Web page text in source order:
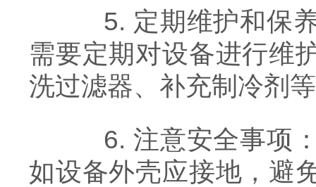
5. 定期维护和保养
需要定期对设备进行维
洗过滤器、补充制冷剂
6. 注意安全事项：
如设备外壳应接地，避